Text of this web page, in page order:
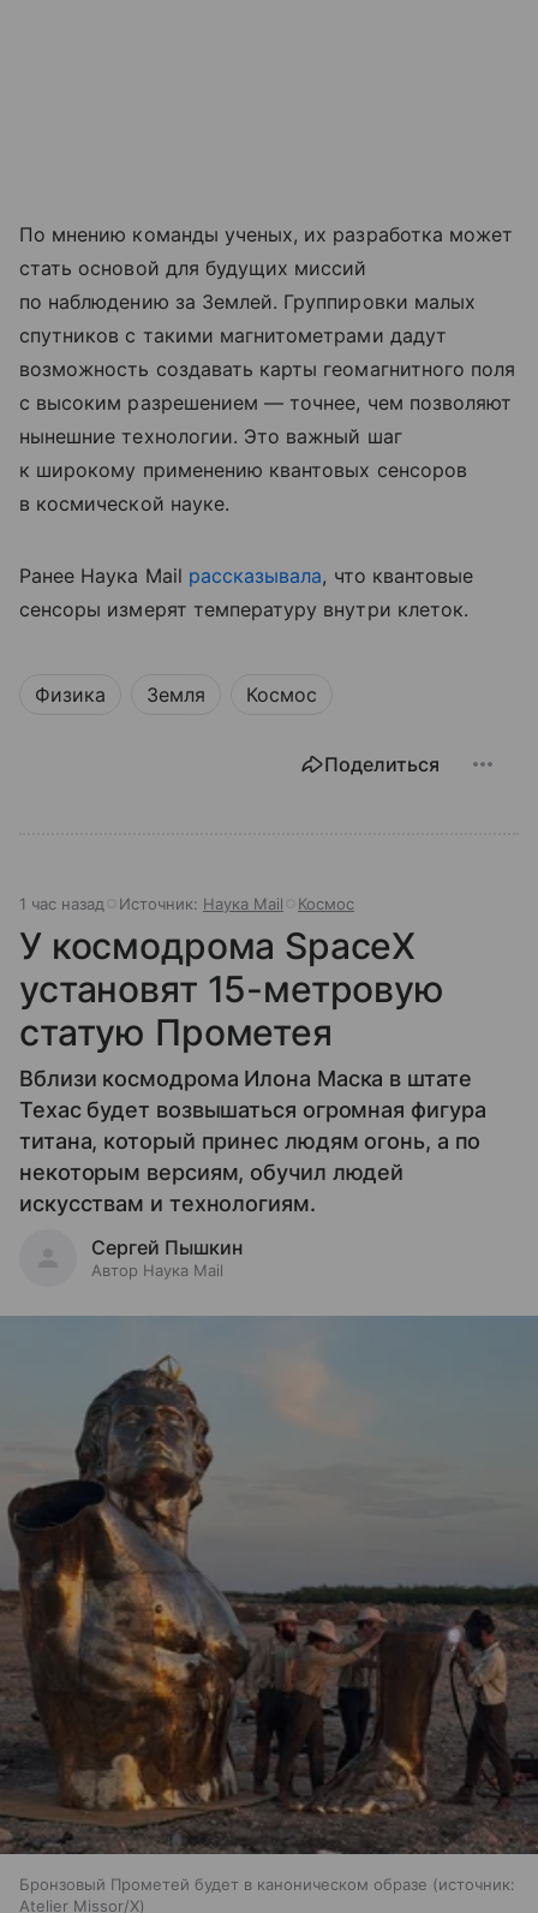
По мнению команды ученых, их разработка может
стать основой для будущих миссий
по наблюдению за Землей. Группировки малых
спутников с такими магнитометрами дадут
возможность создавать карты геомагнитного поля
с высоким разрешением — точнее, чем позволяют
нынешние технологии. Это важный шаг
к широкому применению квантовых сенсоров
в космической науке.
Ранее Наука Mail рассказывала, что квантовые
сенсоры измерят температуру внутри клеток.
Физика Земля Космос
Поделиться
1 час назад Источник: Наука Mail Космос
У космодрома SpaceX
установят 15-метровую
статую Прометея
Вблизи космодрома Илона Маска в штате
Техас будет возвышаться огромная фигура
титана, который принес людям огонь, а по
некоторым версиям, обучил людей
искусствам и технологиям.
Сергей Пышкин
Автор Наука Mail
Бронзовый Прометей будет в каноническом образе
источник:
Atelier Missor/X